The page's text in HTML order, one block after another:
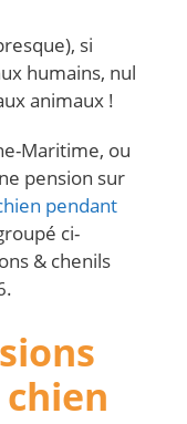
si
humains, nul
animaux !
Maritime, ou
pension sur
pendant
ci-
& chenils